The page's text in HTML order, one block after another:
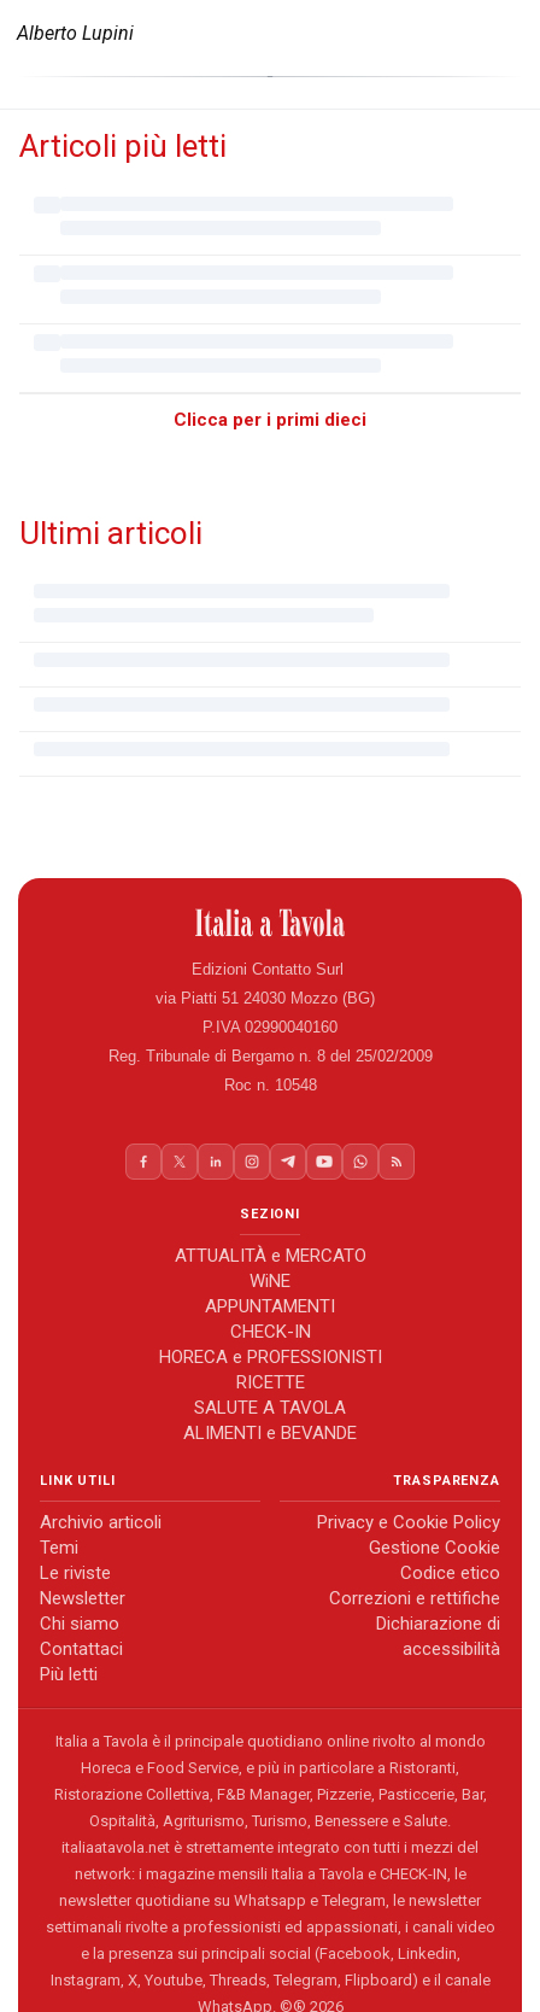
Alberto Lupini
Articoli più letti
Clicca per i primi dieci
Ultimi articoli
Edizioni Contatto Surl
via Piatti 51 24030 Mozzo (BG)
P.IVA 02990040160
Reg. Tribunale di Bergamo n. 8 del 25/02/2009
Roc n. 10548
SEZIONI
ATTUALITÀ e MERCATO
WiNE
APPUNTAMENTI
CHECK-IN
HORECA e PROFESSIONISTI
RICETTE
SALUTE A TAVOLA
ALIMENTI e BEVANDE
LINK UTILI
Archivio articoli
Temi
Le riviste
Newsletter
Chi siamo
Contattaci
Più letti
TRASPARENZA
Privacy e Cookie Policy
Gestione Cookie
Codice etico
Correzioni e rettifiche
Dichiarazione di
accessibilità
Italia a Tavola è il principale quotidiano online rivolto al mondo
Horeca e Food Service, e più in particolare a Ristoranti,
Ristorazione Collettiva, F&B Manager, Pizzerie, Pasticcerie, Bar,
Ospitalità, Agriturismo, Turismo, Benessere e Salute.
italiaatavola.net è strettamente integrato con tutti i mezzi del
network: i magazine mensili Italia a Tavola e CHECK-IN, le
newsletter quotidiane su Whatsapp e Telegram, le newsletter
settimanali rivolte a professionisti ed appassionati, i canali video
e la presenza sui principali social (Facebook, Linkedin,
Instagram, X, Youtube, Threads, Telegram, Flipboard) e il canale
WhatsApp. ©® 2026